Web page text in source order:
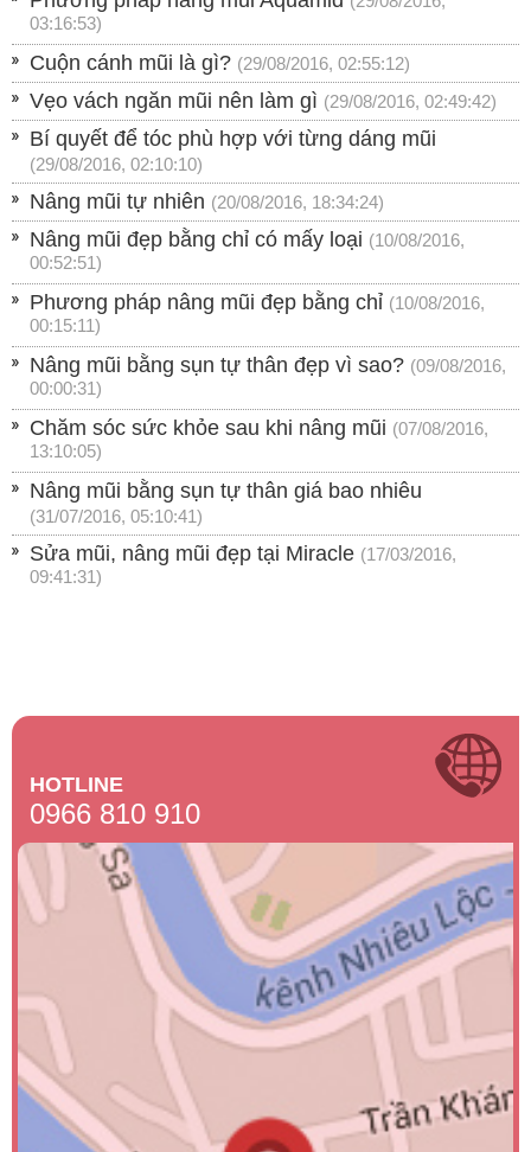
03:16:53)
Cuộn cánh mũi là gì? (29/08/2016, 02:55:12)
Vẹo vách ngăn mũi nên làm gì (29/08/2016, 02:49:42)
Bí quyết để tóc phù hợp với từng dáng mũi
(29/08/2016, 02:10:10)
Nâng mũi tự nhiên (20/08/2016, 18:34:24)
Nâng mũi đẹp bằng chỉ có mấy loại (10/08/2016,
00:52:51)
Phương pháp nâng mũi đẹp bằng chỉ (10/08/2016,
00:15:11)
Nâng mũi bằng sụn tự thân đẹp vì sao? (09/08/2016,
00:00:31)
Chăm sóc sức khỏe sau khi nâng mũi (07/08/2016,
13:10:05)
Nâng mũi bằng sụn tự thân giá bao nhiêu
(31/07/2016, 05:10:41)
Sửa mũi, nâng mũi đẹp tại Miracle (17/03/2016,
09:41:31)
HOTLINE
0966 810 910